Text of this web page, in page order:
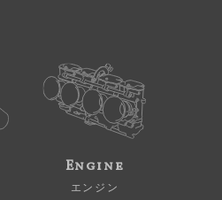
Engine
エンジン